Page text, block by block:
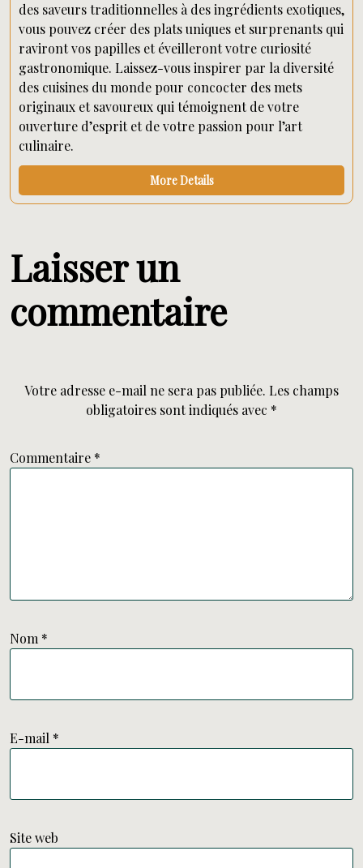
des saveurs traditionnelles à des ingrédients exotiques,
vous pouvez créer des plats uniques et surprenants qui
raviront vos papilles et éveilleront votre curiosité
gastronomique. Laissez-vous inspirer par la diversité
des cuisines du monde pour concocter des mets
originaux et savoureux qui témoignent de votre
ouverture d’esprit et de votre passion pour l’art
culinaire.
More Details
Laisser un
commentaire
Votre adresse e-mail ne sera pas publiée. Les champs
obligatoires sont indiqués avec *
Commentaire *
Nom *
E-mail *
Site web